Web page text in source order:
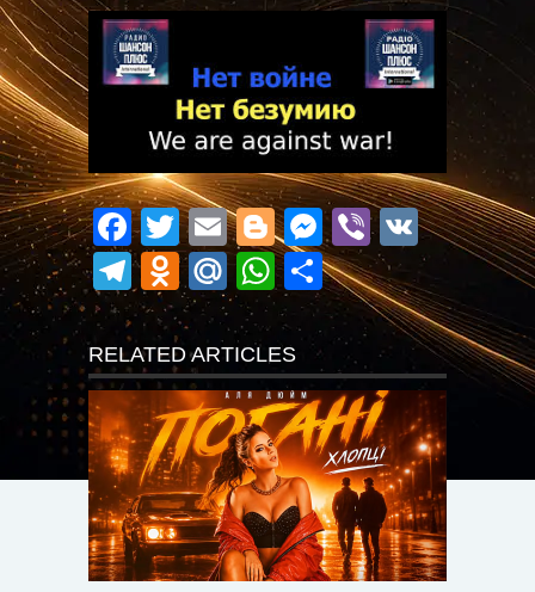
Facebook
Twitter
EmailBlogger
Messenger
Viber
VK
Telegram
Odnoklassniki
Mail.Ru
WhatsApp
Поділитися
RELATED ARTICLES